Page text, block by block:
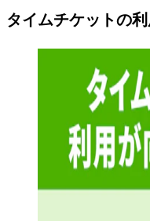
タイムチケットの